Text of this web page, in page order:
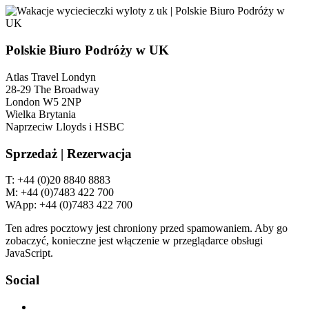
Polskie Biuro Podróży w UK
Atlas Travel Londyn
28-29 The Broadway
London W5 2NP
Wielka Brytania
Naprzeciw Lloyds i HSBC
Sprzedaż | Rezerwacja
T: +44 (0)20 8840 8883
M: +44 (0)7483 422 700
WApp: +44 (0)7483 422 700
Ten adres pocztowy jest chroniony przed spamowaniem. Aby go
zobaczyć, konieczne jest włączenie w przeglądarce obsługi
JavaScript.
Social